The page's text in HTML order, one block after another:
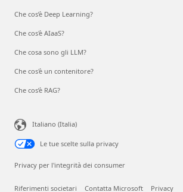
Che cos’è Deep Learning?
Che cos'è AIaaS?
Che cosa sono gli LLM?
Che cos'è un contenitore?
Che cos’è RAG?
Italiano (Italia)
Le tue scelte sulla privacy
Privacy per l'integrità dei consumer
Riferimenti societari Contatta Microsoft Privacy